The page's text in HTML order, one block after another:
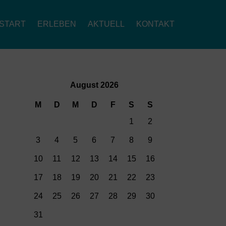
START ERLEBEN AKTUELL KONTAKT
August 2026
M D M D F S
S
1
2
3 4 5 6 7 8 9
10 11 12 13 14 15 16
17 18 19 20 21 22 23
24 25 26 27 28 29 30
31